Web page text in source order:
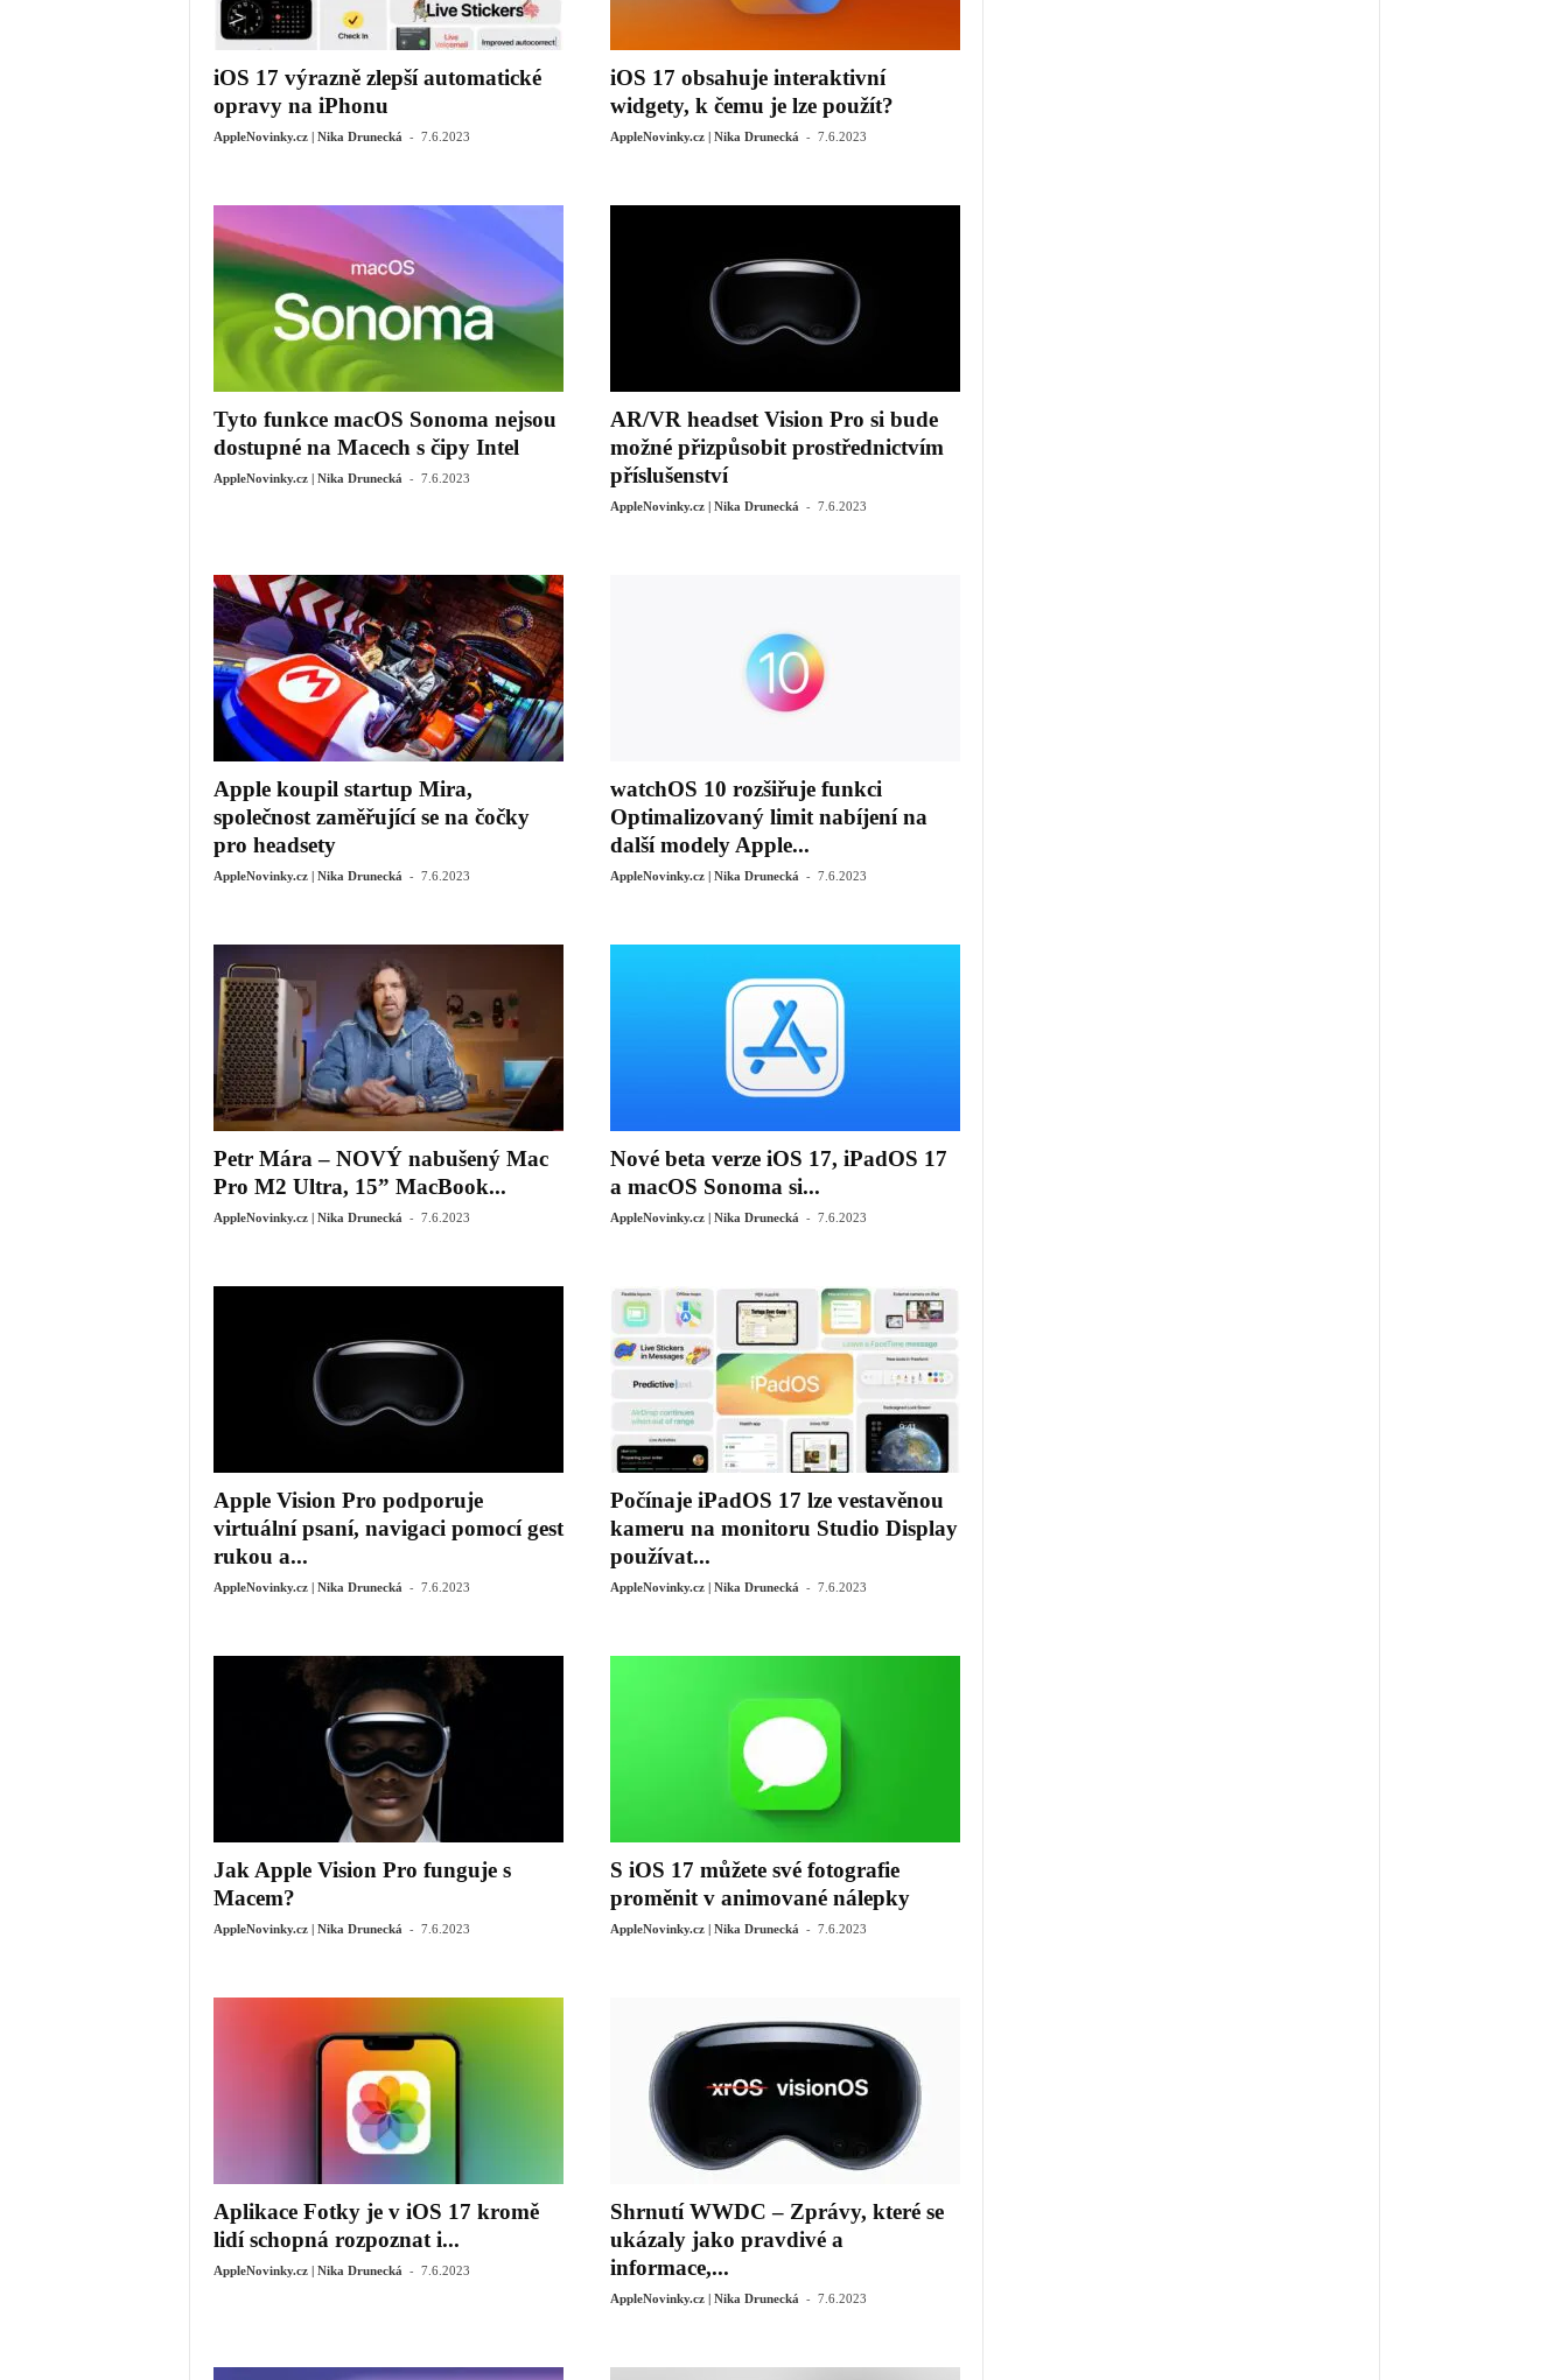
iOS 17 výrazně zlepší automatické
opravy na iPhonu
AppleNovinky.cz | Nika Drunecká - 7.6.2023
iOS 17 obsahuje interaktivní
widgety, k čemu je lze použít?
AppleNovinky.cz | Nika Drunecká - 7.6.2023
Tyto funkce macOS Sonoma nejsou
dostupné na Macech s čipy Intel
AppleNovinky.cz | Nika Drunecká - 7.6.2023
AR/VR headset Vision Pro si bude
možné přizpůsobit prostřednictvím
příslušenství
AppleNovinky.cz | Nika Drunecká - 7.6.2023
Apple koupil startup Mira,
společnost zaměřující se na čočky
pro headsety
AppleNovinky.cz | Nika Drunecká - 7.6.2023
watchOS 10 rozšiřuje funkci
Optimalizovaný limit nabíjení na
další modely Apple...
AppleNovinky.cz | Nika Drunecká - 7.6.2023
Petr Mára – NOVÝ nabušený Mac
Pro M2 Ultra, 15” MacBook...
AppleNovinky.cz | Nika Drunecká - 7.6.2023
Nové beta verze iOS 17, iPadOS 17
a macOS Sonoma si...
AppleNovinky.cz | Nika Drunecká - 7.6.2023
Apple Vision Pro podporuje
virtuální psaní, navigaci pomocí gest
rukou a...
AppleNovinky.cz | Nika Drunecká - 7.6.2023
Počínaje iPadOS 17 lze vestavěnou
kameru na monitoru Studio Display
používat...
AppleNovinky.cz | Nika Drunecká - 7.6.2023
Jak Apple Vision Pro funguje s
Macem?
AppleNovinky.cz | Nika Drunecká - 7.6.2023
S iOS 17 můžete své fotografie
proměnit v animované nálepky
AppleNovinky.cz | Nika Drunecká - 7.6.2023
Aplikace Fotky je v iOS 17 kromě
lidí schopná rozpoznat i...
AppleNovinky.cz | Nika Drunecká - 7.6.2023
Shrnutí WWDC – Zprávy, které se
ukázaly jako pravdivé a
informace,...
AppleNovinky.cz | Nika Drunecká - 7.6.2023